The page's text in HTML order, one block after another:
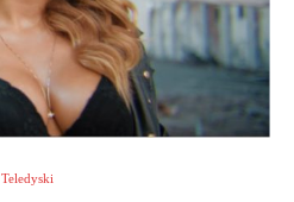
Teledyski